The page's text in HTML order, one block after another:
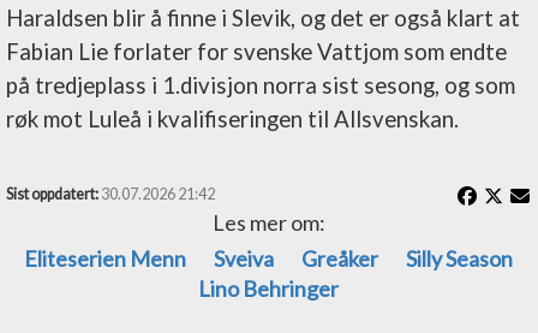
Haraldsen blir å finne i Slevik, og det er også klart at
Fabian Lie forlater for svenske Vattjom som endte
på tredjeplass i 1.divisjon norra sist sesong, og som
røk mot Luleå i kvalifiseringen til Allsvenskan.
Sist oppdatert: 30.07.2026 21:42
Les mer om:
Eliteserien Menn
Sveiva Greåker
Silly Season
Lino Behringer